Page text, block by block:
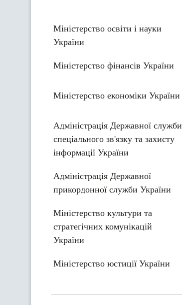
Міністерство освіти і науки
України
Міністерство фінансів України
Міністерство економіки України
Адміністрація Державної служби
спеціального зв'язку та захисту
інформації України
Адміністрація Державної
прикордонної служби України
Міністерство культури та
стратегічних комунікацій
України
Міністерство юстиції України